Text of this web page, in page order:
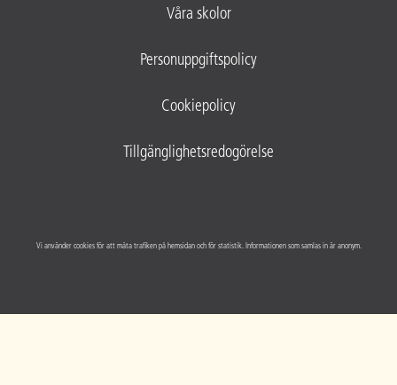
Våra skolor
Personuppgiftspolicy
Cookiepolicy
Tillgänglighetsredogörelse
Vi använder cookies för att mäta trafiken på hemsidan och för statistik. Informationen som samlas in är anonym.